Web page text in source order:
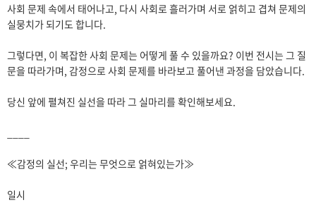
사회 문제 속에서 태어나고, 다시 사회로 흘러가며 서로 얽히고 겹쳐 문제의
실뭉치가 되기도 합니다.
그렇다면, 이 복잡한 사회 문제는 어떻게 풀 수 있을까요? 이번 전시는 그 질
문을 따라가며, 감정으로 사회 문제를 바라보고 풀어낸 과정을 담았습니다.
당신 앞에 펼쳐진 실선을 따라 그 실마리를 확인해보세요.
≪감정의 실선; 우리는 무엇으로 얽혀있는가≫
일시